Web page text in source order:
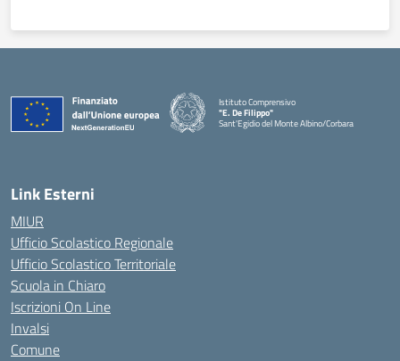
Istituto Comprensivo
"E. De Filippo"
Sant'Egidio del Monte Albino/Corbara
Link Esterni
MIUR
Ufficio Scolastico Regionale
Ufficio Scolastico Territoriale
Scuola in Chiaro
Iscrizioni On Line
Invalsi
Comune